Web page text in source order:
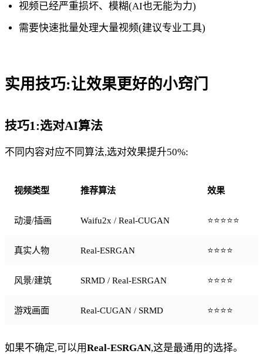
视频已经严重损坏、模糊(AI也无能为力)
需要快速批量处理大量视频(建议专业工具)
实用技巧:让效果更好的小窍门
技巧1:选对AI算法
不同内容对应不同算法,选对效果提升50%:
视频类型 推荐算法 效果
动漫/插画 Waifu2x / Real-CUGAN ⭐⭐⭐⭐⭐
真实人物 Real-ESRGAN ⭐⭐⭐⭐
风景/建筑 SRMD / Real-ESRGAN ⭐⭐⭐⭐
游戏画面 Real-CUGAN / SRMD ⭐⭐⭐⭐
如果不确定,可以用Real-ESRGAN,这是最通用的选择。